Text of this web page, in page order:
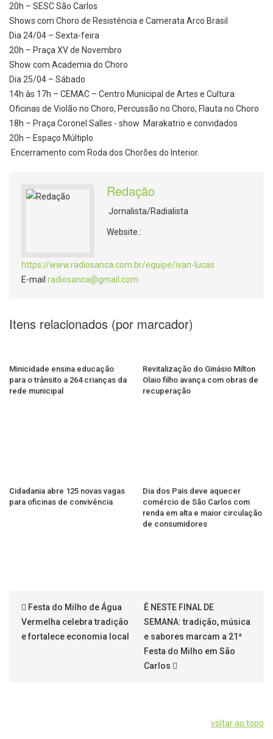
20h – SESC São Carlos
Shows com Choro de Resistência e Camerata Arco Brasil
Dia 24/04 – Sexta-feira
20h – Praça XV de Novembro
Show com Academia do Choro
Dia 25/04 – Sábado
14h às 17h – CEMAC – Centro Municipal de Artes e Cultura
Oficinas de Violão no Choro, Percussão no Choro, Flauta no Choro
18h – Praça Coronel Salles - show Marakatrio e convidados
20h – Espaço Múltiplo
Encerramento com Roda dos Chorões do Interior.
Redação
Jornalista/Radialista
Website.:
https://www.radiosanca.com.br/equipe/ivan-lucas
E-mail radiosanca@gmail.com
Itens relacionados (por marcador)
Minicidade ensina educação
para o trânsito a 264 crianças da
rede municipal
Revitalização do Ginásio Milton
Olaio filho avança com obras de
recuperação
Cidadania abre 125 novas vagas
para oficinas de convivência
Dia dos Pais deve aquecer
comércio de São Carlos com
renda em alta e maior circulação
de consumidores
Festa do Milho de Água
Vermelha celebra tradição
e fortalece economia local
É NESTE FINAL DE
SEMANA: tradição, música
e sabores marcam a 21ª
Festa do Milho em São
Carlos
voltar ao topo